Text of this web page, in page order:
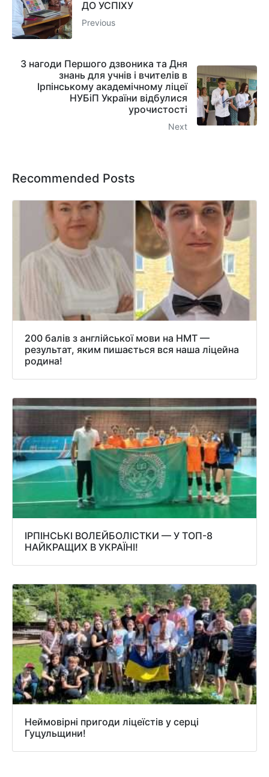
ДО УСПІХУ
Previous
З нагоди Першого дзвоника та Дня
знань для учнів і вчителів в
Ірпінському академічному ліцеї
НУБіП України відбулися
урочистості
Next
Recommended Posts
200 балів з англійської мови на НМТ —
результат, яким пишається вся наша ліцейна
родина!
ІРПІНСЬКІ ВОЛЕЙБОЛІСТКИ — У ТОП-8
НАЙКРАЩИХ В УКРАЇНІ!
Неймовірні пригоди ліцеїстів у серці
Гуцульщини!